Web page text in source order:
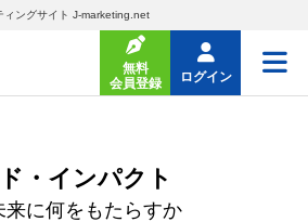
ィングサイト J-marketing.net
無料
会員登録
ログイン
・インパクト
来に何をもたらすか